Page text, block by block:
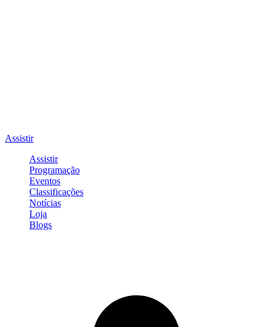
Assistir
Assistir
Programação
Eventos
Classificações
Notícias
Loja
Blogs